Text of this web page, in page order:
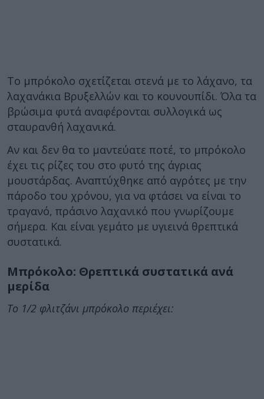
Το μπρόκολο σχετίζεται στενά με το λάχανο, τα
λαχανάκια Βρυξελλών και το κουνουπίδι. Όλα τα
βρώσιμα φυτά αναφέρονται συλλογικά ως
σταυρανθή λαχανικά.
Αν και δεν θα το μαντεύατε ποτέ, το μπρόκολο
έχει τις ρίζες του στο φυτό της άγριας
μουστάρδας. Αναπτύχθηκε από αγρότες με την
πάροδο του χρόνου, για να φτάσει να είναι το
τραγανό, πράσινο λαχανικό που γνωρίζουμε
σήμερα. Και είναι γεμάτο με υγιεινά θρεπτικά
συστατικά.
Μπρόκολο: Θρεπτικά συστατικά ανά
μερίδα
Το 1/2 φλιτζάνι μπρόκολο περιέχει: